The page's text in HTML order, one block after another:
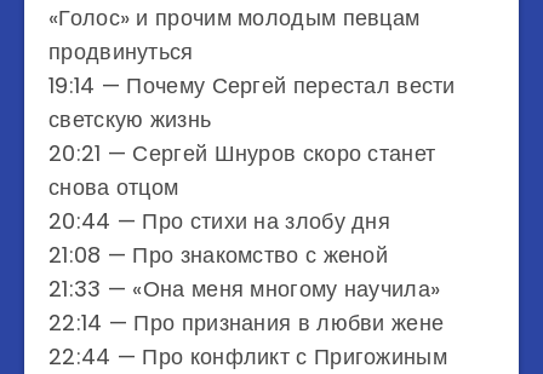
«Голос» и прочим молодым певцам
продвинуться
19:14​ — Почему Сергей перестал вести
светскую жизнь
20:21​ — Сергей Шнуров скоро станет
снова отцом
20:44​ — Про стихи на злобу дня
21:08​ — Про знакомство с женой
21:33​ — «Она меня многому научила»
22:14​ — Про признания в любви жене
22:44​ — Про конфликт с Пригожиным